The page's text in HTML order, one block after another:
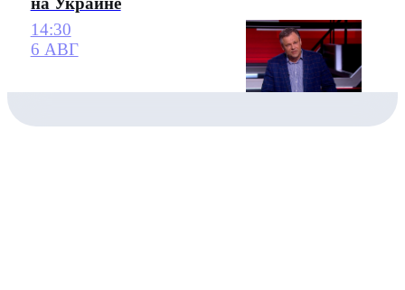
14:30
6 АВГ